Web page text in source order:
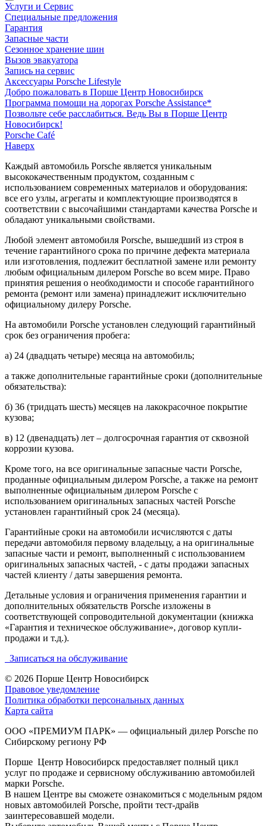
Услуги и Сервис
Специальные предложения
Гарантия
Запасные части
Сезонное хранение шин
Вызов эвакуатора
Запись на сервис
Аксессуары Porsche Lifestyle
Добро пожаловать в Порше Центр Новосибирск
Программа помощи на дорогах Porsche Assistance*
Позвольте себе расслабиться. Ведь Вы в Порше Центр
Новосибирск!
Porsche Café
Наверх
Каждый автомобиль Porsche является уникальным
высококачественным продуктом, созданным с
использованием современных материалов и оборудования:
все его узлы, агрегаты и комплектующие производятся в
соответствии с высочайшими стандартами качества Porsche и
обладают уникальными свойствами.
Любой элемент автомобиля Porsche, вышедший из строя в
течение гарантийного срока по причине дефекта материала
или изготовления, подлежит бесплатной замене или ремонту
любым официальным дилером Porsche во всем мире. Право
принятия решения о необходимости и способе гарантийного
ремонта (ремонт или замена) принадлежит исключительно
официальному дилеру Porsche.
На автомобили Porsche установлен следующий гарантийный
срок без ограничения пробега:
а) 24 (двадцать четыре) месяца на автомобиль;
а также дополнительные гарантийные сроки (дополнительные
обязательства):
б) 36 (тридцать шесть) месяцев на лакокрасочное покрытие
кузова;
в) 12 (двенадцать) лет – долгосрочная гарантия от сквозной
коррозии кузова.
Кроме того, на все оригинальные запасные части Porsche,
проданные официальным дилером Porsche, а также на ремонт
выполненные официальным дилером Porsche с
использованием оригинальных запасных частей Porsche
установлен гарантийный срок 24 (месяца).
Гарантийные сроки на автомобили исчисляются с даты
передачи автомобиля первому владельцу, а на оригинальные
запасные части и ремонт, выполненный с использованием
оригинальных запасных частей, - с даты продажи запасных
частей клиенту / даты завершения ремонта.
Детальные условия и ограничения применения гарантии и
дополнительных обязательств Porsche изложены в
соответствующей сопроводительной документации (книжка
«Гарантия и техническое обслуживание», договор купли-
продажи и т.д.).
Записаться на обслуживание
© 2026 Порше Центр Новосибирск
Правовое уведомление
Политика обработки персональных данных
Карта сайта
ООО «ПРЕМИУМ ПАРК» — официальный дилер Porsche по
Сибирскому региону РФ
Порше Центр Новосибирск предоставляет полный цикл
услуг по продаже и сервисному обслуживанию автомобилей
марки Porsche.
В нашем Центре вы сможете ознакомиться с модельным рядом
новых автомобилей Porsche, пройти тест-драйв
заинтересовавшей модели.